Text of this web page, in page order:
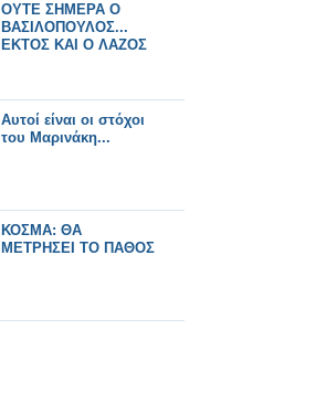
ΟΥΤΕ ΣΗΜΕΡΑ Ο
ΒΑΣΙΛΟΠΟΥΛΟΣ...
ΕΚΤΟΣ ΚΑΙ Ο ΛΑΖΟΣ
Αυτοί είναι οι στόχοι
του Μαρινάκη...
ΚΟΣΜΑ: ΘΑ
ΜΕΤΡΗΣΕΙ ΤΟ ΠΑΘΟΣ